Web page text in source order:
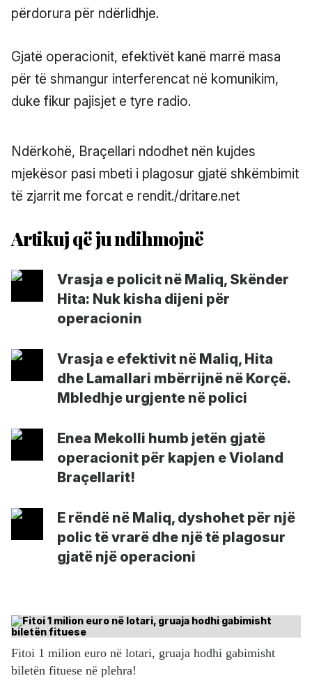
përdorura për ndërlidhje.
Gjatë operacionit, efektivët kanë marrë masa
për të shmangur interferencat në komunikim,
duke fikur pajisjet e tyre radio.
Ndërkohë, Braçellari ndodhet nën kujdes
mjekësor pasi mbeti i plagosur gjatë shkëmbimit
të zjarrit me forcat e rendit./dritare.net
Vrasja e policit në Maliq, Skënder
Hita: Nuk kisha dijeni për
operacionin
Vrasja e efektivit në Maliq, Hita
dhe Lamallari mbërrijnë në Korçë.
Mbledhje urgjente në polici
Enea Mekolli humb jetën gjatë
operacionit për kapjen e Violand
Braçellarit!
E rëndë në Maliq, dyshohet për një
polic të vrarë dhe një të plagosur
gjatë një operacioni
Fitoi 1 milion euro në lotari, gruaja hodhi gabimisht
biletën fituese në plehra!